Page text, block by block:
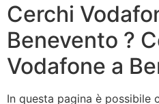
Cerchi
Benevento ?
Vodafone a
In questa pagina è possibile